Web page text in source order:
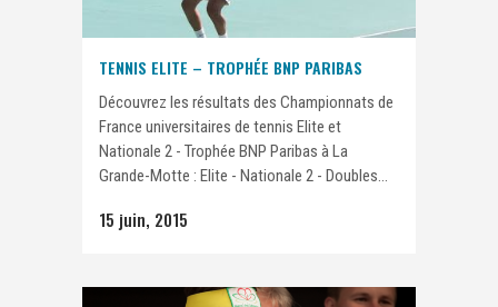
TENNIS ELITE – TROPHÉE BNP PARIBAS
Découvrez les résultats des Championnats de
France universitaires de tennis Elite et
Nationale 2 - Trophée BNP Paribas à La
Grande-Motte : Elite - Nationale 2 - Doubles...
15 juin, 2015